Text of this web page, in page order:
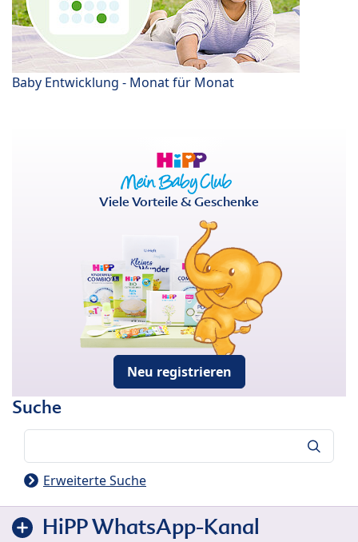
Baby Entwicklung - Monat für Monat
Viele Vorteile & Geschenke
Neu registrieren
Suche
Erweiterte Suche
HiPP WhatsApp-Kanal